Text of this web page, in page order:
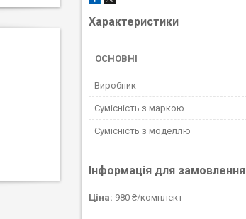
Характеристики
ОСНОВНІ
Виробник
Сумісність з маркою
Сумісність з моделлю
Інформація для замовлення
Ціна: 980 ₴/комплект